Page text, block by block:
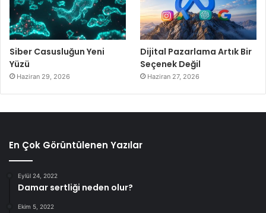
Siber Casusluğun Yeni
Yüzü
Haziran 29, 2026
Dijital Pazarlama Artık Bir
Seçenek Değil
Haziran 27, 2026
En Çok Görüntülenen Yazılar
Eylül 24, 2022
Damar sertliği neden olur?
Ekim 5, 2022